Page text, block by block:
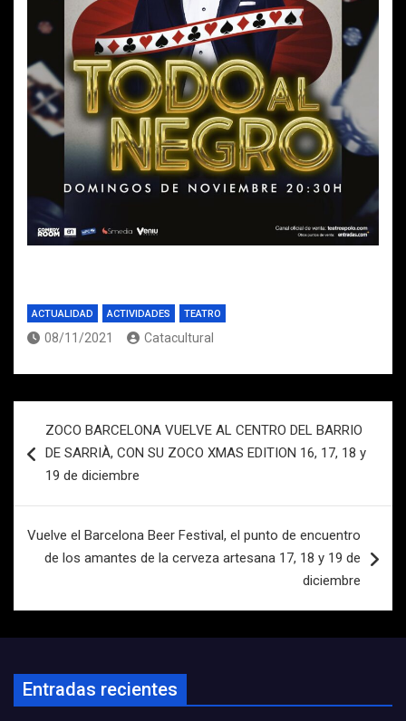
ACTUALIDAD ACTIVIDADES TEATRO
08/11/2021 Catacultural
de
entradas
ZOCO BARCELONA VUELVE AL CENTRO DEL BARRIO
DE SARRIÀ, CON SU ZOCO XMAS EDITION 16, 17, 18 y
19 de diciembre
Vuelve el Barcelona Beer Festival, el punto de encuentro
de los amantes de la cerveza artesana 17, 18 y 19 de
diciembre
Entradas recientes